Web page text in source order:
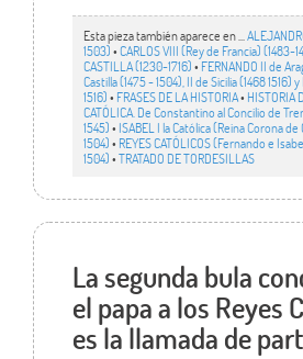
Esta pieza también aparece en ...
1503)•CARLOS VIII (Rey de Francia) (1483-
CASTILLA (1230-1716)•FERNANDO II de
Castilla (1475 - 1504), II de Sicilia (1468 1516)
1516)• FRASES DE LA HISTORIA• HISTORIA
CATÓLICA. De Constantino al Concilio de
1545)• ISABEL I la Católica (Reina Corona de
1504)• REYES CATÓLICOS (Fernando e
1504)•TRATADO DE TORDESILLAS
La segunda bula
el papa a los Reyes
es la llamada de